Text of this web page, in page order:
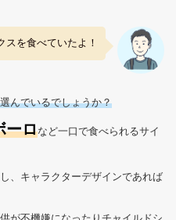
スを食べていたよ！
んでいるでしょうか？
ーロなど一口で食べられるサイ
、キャラクターデザインであれば